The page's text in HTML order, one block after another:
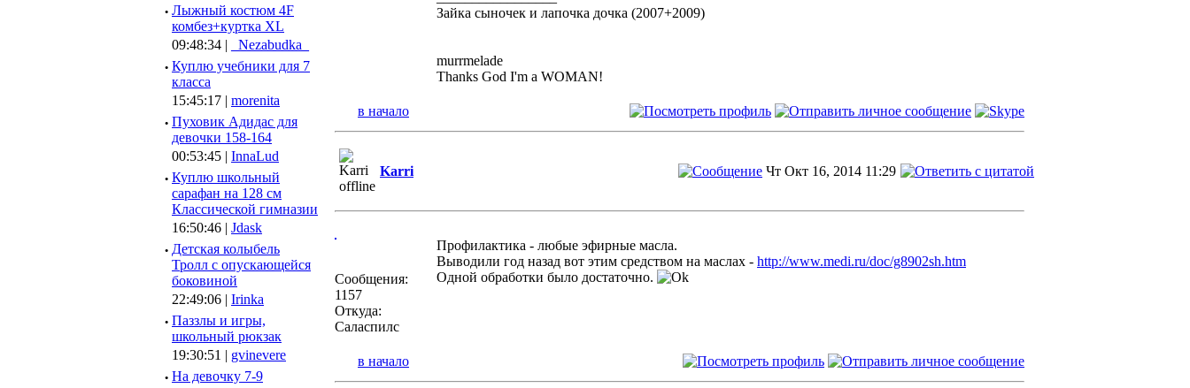
· Лыжный костюм 4F
комбез+куртка XL
09:48:34 |
_Nezabudka_
· Куплю учебники для 7
класса
15:45:17 | morenita
· Пуховик Адидас для
девочки 158-164
00:53:45 | InnaLud
· Куплю школьный
сарафан на 128 см
Классической гимназии
16:50:46 | Jdask
· Детская колыбель
Тролл с опускающейся
боковиной
22:49:06 | Irinka
· Паззлы и игры,
школьный рюкзак
19:30:51 | gvinevere
· Hа девочку 7-9
Зайка сыночек и лапочка дочка (2007+2009)
murrmelade
Thanks God I'm a WOMAN!
в начало
Karri Чт Окт 16, 2014 11:29
Сообщения:
1157
Откуда:
Саласпилс
Профилактика - любые эфирные масла.
Выводили год назад вот этим средством на маслах - http://www.medi.ru/doc/g8902sh.htm
Одной обработки было достаточно.
в начало